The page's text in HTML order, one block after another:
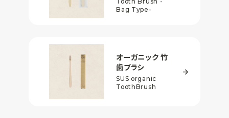
Bag Type-
オーガニック竹
歯ブラシ
SUS organic
ToothBrush